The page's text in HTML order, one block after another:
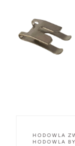
HODOWLA
HODOWLA